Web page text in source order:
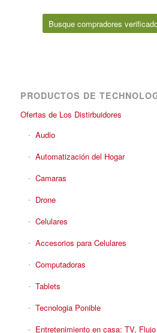
Busque compradores
PRODUCTOS DE
Ofertas de Los Distirbuidores
Audio
Automatización del Hogar
Camaras
Drone
Celulares
Accesorios para Celulares
Computadoras
Tablets
Tecnologia Ponible
Entretenimiento en casa: TV,